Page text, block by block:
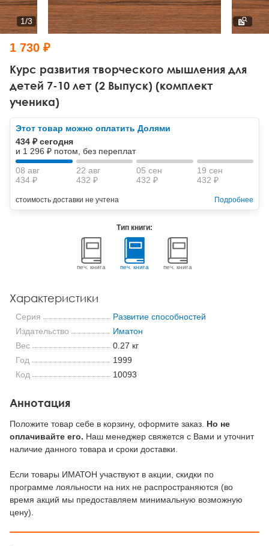
Тревожные расстройства, панические атаки
Психодрама
Другие направления психотерапии
Классический, эриксоновский гипноз и НЛП
НЛП
Психология труда и эргономика
Социальная психология
Социальная и организационная психология
Классический и юнгианский психоанализ
Курс развития творческого мышления для
детей 7-10 лет (2 Выпуск) (комплект
ученика)
1/3
1 730 ₽
Этот товар можно оплатить Долями
434 ₽ сегодня
и 1 296 ₽ потом, без переплат
08 авг
434 ₽
22 авг
432 ₽
05 сен
432 ₽
19 сен
432 ₽
стоимость доставки не учтена Подробнее
Тип книги:
печ. книга печ. книга печ. книга
Характеристики
Серия
Развитие способностей
Издательство
Иматон
Вес
0.27 кг
Год
1999
Код
10093
Аннотация
Положите товар себе в корзину, оформите заказ. Но не
оплачивайте его. Наш менеджер свяжется с Вами и уточнит
наличие данного товара и сроки доставки.
Если товары ИМАТОН участвуют в акции, скидки по
программе лояльности на них не распространяются (во
время акций мы предоставляем минимальную возможную
цену).